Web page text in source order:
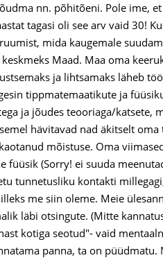
nn. põhitõeni. Pole ime,
tagasi oli see arv vaid 30!
mida kaugemale
Maad. Maa oma
ja lihtsamaks läheb
tippmatemaatikute ja
ja jõudes teooriaga/katsete,
hävitavad nad äkitselt
mõistuse. Oma
füüsik (Sorry! ei suuda
tunnetusliku kontakti
me siin oleme. Meie
läbi otsingute. (Mitte
kotiga seotud"- vaid
panna, ta on